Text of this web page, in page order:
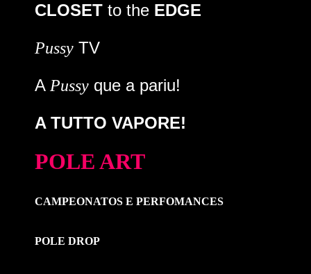
CLOSET to the EDGE
Pussy TV
A Pussy que a pariu!
A TUTTO VAPORE!
POLE ART
CAMPEONATOS E PERFOMANCES
POLE DROP